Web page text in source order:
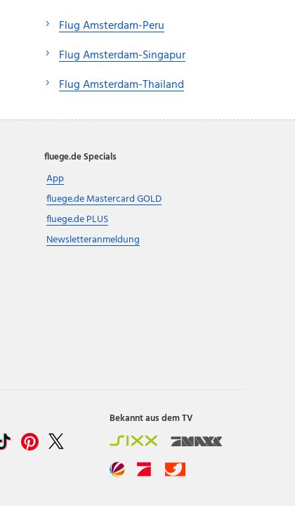
Flug Amsterdam-Peru
Flug Amsterdam-Singapur
Flug Amsterdam-Thailand